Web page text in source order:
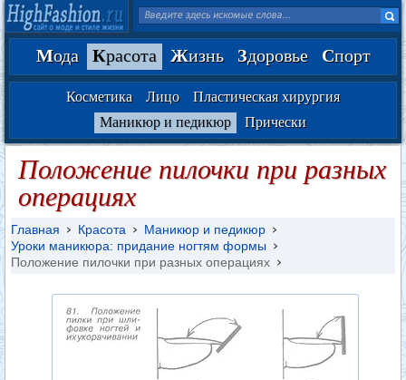
Мода Красота Жизнь Здоровье Спорт
Косметика Лицо
Пластическая хирургия
Маникюр и педикюр
Прически
Положение пилочки при разных
операциях
Главная Красота
Маникюр и педикюр
Уроки маникюра: придание ногтям формы
Положение пилочки при разных операциях